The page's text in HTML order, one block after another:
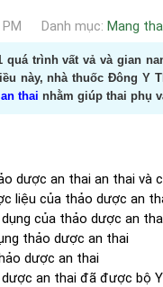
Danh mục: Mang
quá trình vất vả và gian
này, nhà thuốc Đông Y
thai nhằm giúp thai phụ
dược an thai an thai và
liệu của thảo dược an
của thảo dược an
thảo dược an thai
dược an thai
an thai đã được bộ